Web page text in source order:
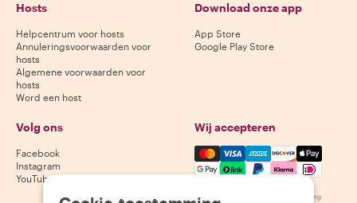
Hosts
Helpcentrum voor hosts
Annuleringsvoorwaarden voor
hosts
Algemene voorwaarden voor
hosts
Word een host
Download onze app
App Store
Google Play Store
Volg ons
Facebook
Instagram
YouTube
Wij accepteren
Mastercard, Visa, Amex,
Beschikbaarheid varieert per bestemming